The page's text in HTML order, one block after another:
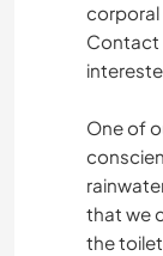
corporal
Contact
One of
that we
the